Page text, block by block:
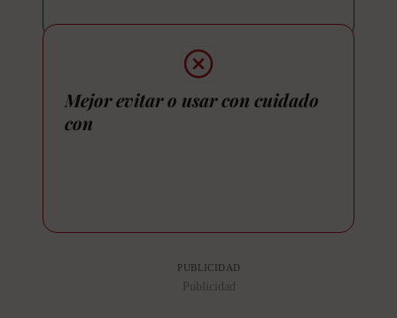
Mejor evitar o usar con cuidado
con
PUBLICIDAD
Publicidad